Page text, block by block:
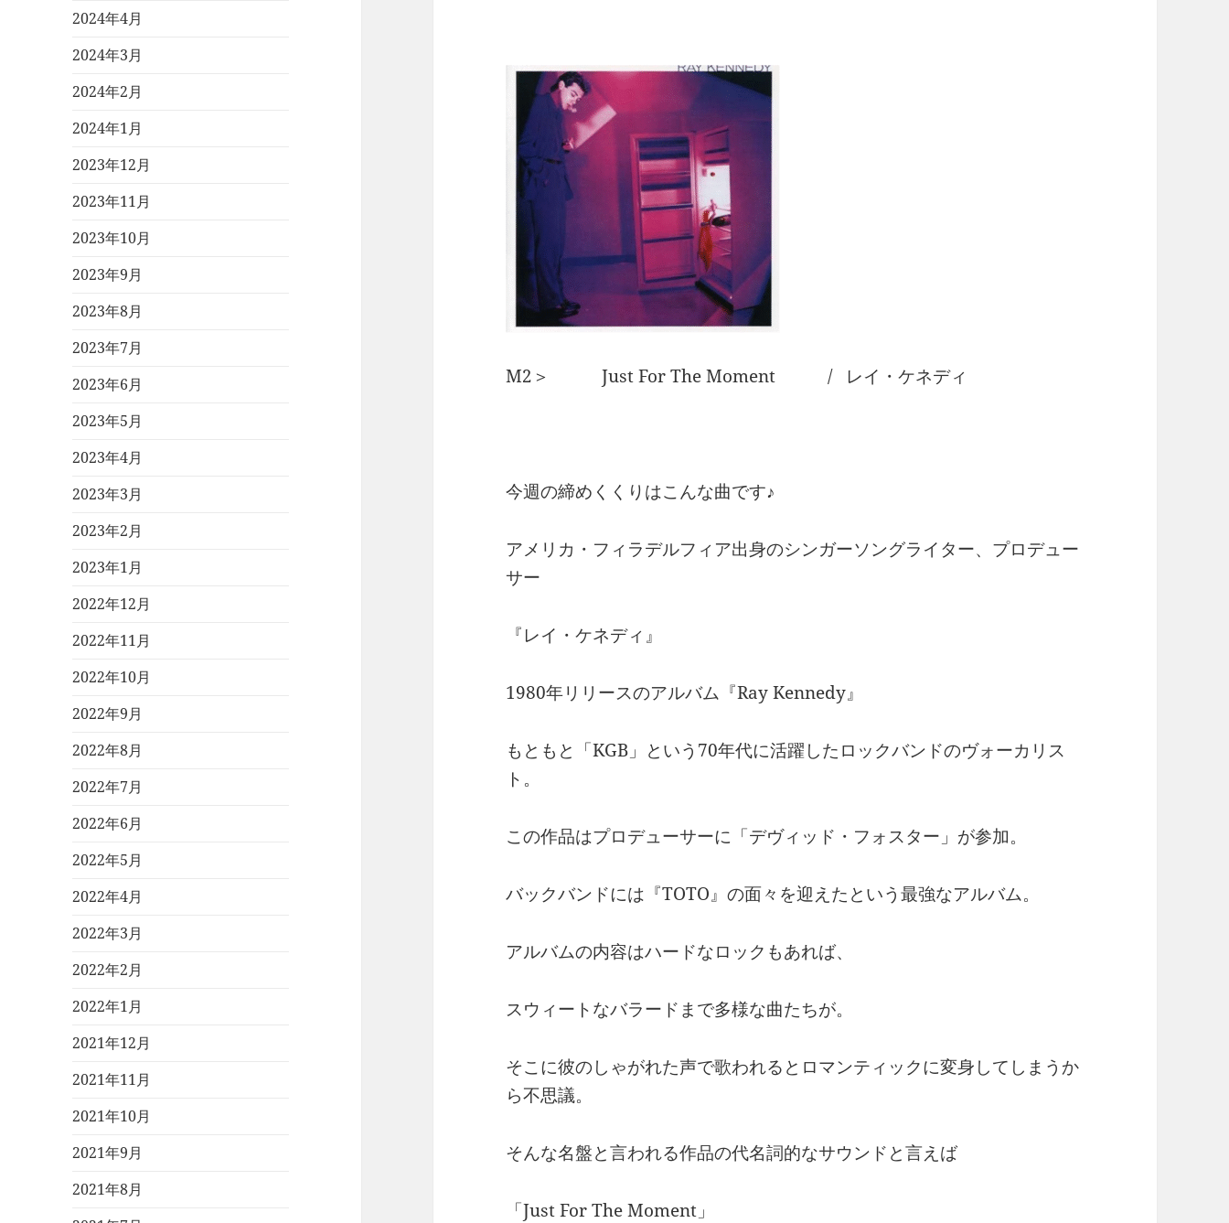
2024年4月
2024年3月
2024年2月
2024年1月
2023年12月
2023年11月
2023年10月
2023年9月
2023年8月
2023年7月
2023年6月
2023年5月
2023年4月
2023年3月
2023年2月
2023年1月
2022年12月
2022年11月
2022年10月
2022年9月
2022年8月
2022年7月
2022年6月
2022年5月
2022年4月
2022年3月
2022年2月
2022年1月
2021年12月
2021年11月
2021年10月
2021年9月
2021年8月
M2＞ Just For The Moment / レイ・ケネディ
今週の締めくくりはこんな曲です♪
アメリカ・フィラデルフィア出身のシンガーソングライター、プロデュー
サー
『レイ・ケネディ』
1980年リリースのアルバム『Ray Kennedy』
もともと「KGB」という70年代に活躍したロックバンドのヴォーカリス
ト。
この作品はプロデューサーに「デヴィッド・フォスター」が参加。
バックバンドには『TOTO』の面々を迎えたという最強なアルバム。
アルバムの内容はハードなロックもあれば、
スウィートなバラードまで多様な曲たちが。
そこに彼のしゃがれた声で歌われるとロマンティックに変身してしまうか
ら不思議。
そんな名盤と言われる作品の代名詞的なサウンドと言えば
「Just For The Moment」